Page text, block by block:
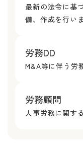
最新の法令に基
備、作成を行い
労務DD
M&A等に伴う労
労務顧問
人事労務に関す